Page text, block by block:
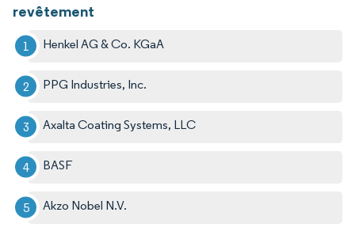
revêtement
Henkel AG & Co. KGaA
PPG Industries, Inc.
Axalta Coating Systems, LLC
BASF
Akzo Nobel N.V.